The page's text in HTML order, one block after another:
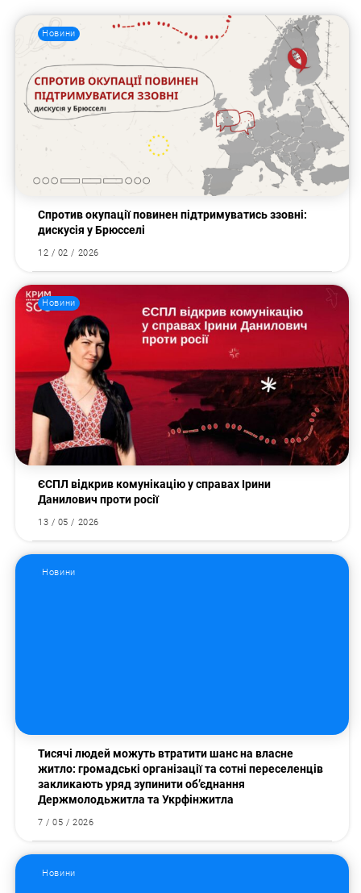
Пошук за запитом:
Новини
Спротив окупації повинен підтримуватись ззовні:
дискусія у Брюсселі
12 / 02 / 2026
Новини
ЄСПЛ відкрив комунікацію у справах Ірини
Данилович проти росії
13 / 05 / 2026
Новини
Тисячі людей можуть втратити шанс на власне
житло: громадські організації та сотні переселенців
закликають уряд зупинити об’єднання
Держмолодьжитла та Укрфінжитла
7 / 05 / 2026
Новини